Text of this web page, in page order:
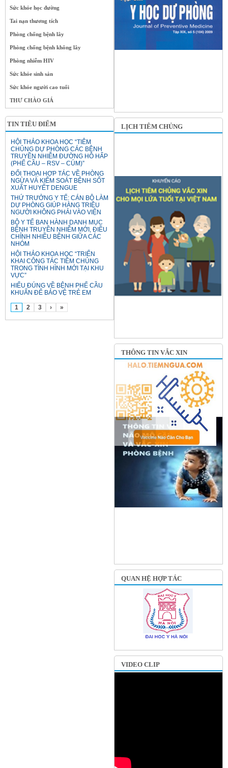
Sức khỏe học đường
Tai nạn thương tích
Phòng chống bệnh lây
Phòng chống bệnh không lây
Phòng nhiễm HIV
Sức khỏe sinh sản
Sức khỏe người cao tuổi
THƯ CHÀO GIÁ
TIN TIÊU ĐIỂM
HỘI THẢO KHOA HỌC “TIÊM
CHỦNG DỰ PHÒNG CÁC BỆNH
TRUYỀN NHIỄM ĐƯỜNG HÔ HẤP
(PHẾ CẦU – RSV – CÚM)”
ĐỐI THOẠI HỢP TÁC VỀ PHÒNG
NGỪA VÀ KIỂM SOÁT BỆNH SỐT
XUẤT HUYẾT DENGUE
THỨ TRƯỞNG Y TẾ: CÁN BỘ LÀM
DỰ PHÒNG GIÚP HÀNG TRIỆU
NGƯỜI KHÔNG PHẢI VÀO VIỆN
BỘ Y TẾ BAN HÀNH DANH MỤC
BỆNH TRUYỀN NHIỄM MỚI, ĐIỀU
CHỈNH NHIỀU BỆNH GIỮA CÁC
NHÓM
HỘI THẢO KHOA HỌC “TRIỂN
KHAI CÔNG TÁC TIÊM CHỦNG
TRONG TÌNH HÌNH MỚI TẠI KHU
VỰC”
HIỂU ĐÚNG VỀ BỆNH PHẾ CẦU
KHUẨN ĐỂ BẢO VỆ TRẺ EM
1 2 3 › »
LỊCH TIÊM CHỦNG
THÔNG TIN VẮC XIN
QUAN HỆ HỢP TÁC
VIDEO CLIP